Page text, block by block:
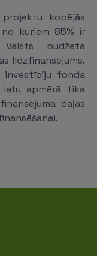
projektu kopējās
kuriem 85% ir
budžeta
līdzfinansējums.
investīciju fonda
apmērā tika
daļas